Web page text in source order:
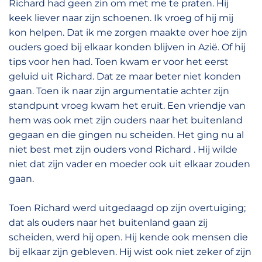
Richard had geen zin om met me te praten. Hij
keek liever naar zijn schoenen. Ik vroeg of hij mij
kon helpen. Dat ik me zorgen maakte over hoe zijn
ouders goed bij elkaar konden blijven in Azië. Of hij
tips voor hen had. Toen kwam er voor het eerst
geluid uit Richard. Dat ze maar beter niet konden
gaan. Toen ik naar zijn argumentatie achter zijn
standpunt vroeg kwam het eruit. Een vriendje van
hem was ook met zijn ouders naar het buitenland
gegaan en die gingen nu scheiden. Het ging nu al
niet best met zijn ouders vond Richard . Hij wilde
niet dat zijn vader en moeder ook uit elkaar zouden
gaan.
Toen Richard werd uitgedaagd op zijn overtuiging;
dat als ouders naar het buitenland gaan zij
scheiden, werd hij open. Hij kende ook mensen die
bij elkaar zijn gebleven. Hij wist ook niet zeker of zijn